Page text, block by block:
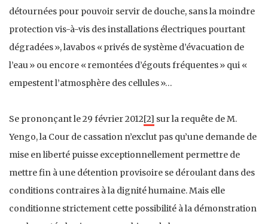
détournées pour pouvoir servir de douche, sans la moindre
protection vis-à-vis des installations électriques pourtant
dégradées », lavabos « privés de système d’évacuation de
l’eau » ou encore « remontées d’égouts fréquentes » qui «
empestent l’atmosphère des cellules »…
Se prononçant le 29 février 2012[2] sur la requête de M.
Yengo, la Cour de cassation n’exclut pas qu’une demande de
mise en liberté puisse exceptionnellement permettre de
mettre fin à une détention provisoire se déroulant dans des
conditions contraires à la dignité humaine. Mais elle
conditionne strictement cette possibilité à la démonstration